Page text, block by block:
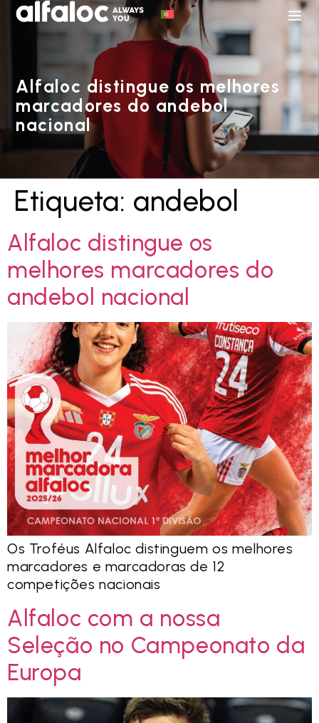
Alfaloc distingue os melhores
marcadores do andebol
nacional
Etiqueta: andebol
Alfaloc distingue os
melhores marcadores do
andebol nacional
Os Troféus Alfaloc distinguem os melhores
marcadores e marcadoras de 12
competições nacionais
Alfaloc com a nossa
Seleção no Campeonato da
Europa